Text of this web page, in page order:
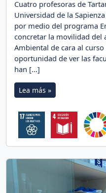
Cuatro profesoras de
Universidad de la
por medio del programa
concretar la movilidad del
Ambiental de cara al
oportunidad de ver las
han […]
Lea más »